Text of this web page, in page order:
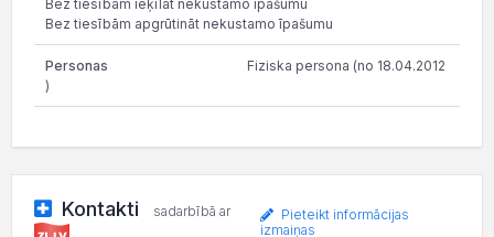
Bez tiesībām ieķīlāt nekustamo īpašumu
Bez tiesībām apgrūtināt nekustamo īpašumu
Fiziska persona (no 18.04.2012
)
Kontakti sadarbībā ar
Pieteikt informācijas
izmaiņas